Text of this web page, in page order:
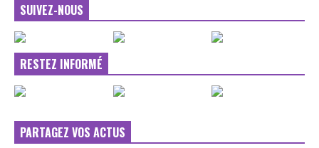
SUIVEZ-NOUS
RESTEZ INFORMÉ
PARTAGEZ VOS ACTUS